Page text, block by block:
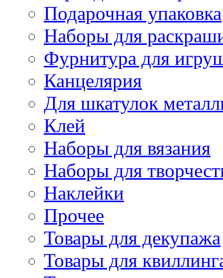
Подарочная упаковка
Наборы для
Фурнитура для
Канцелярия
Для шкатулок
Клей
Наборы для вязания
Наборы для
Наклейки
Прочее
Товары для декупажа
Товары для